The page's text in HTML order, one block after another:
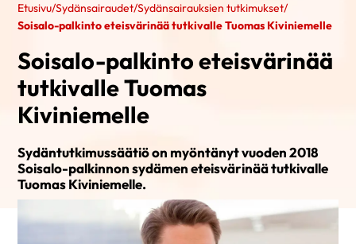
Etusivu/Sydänsairaudet/Sydänsairauksien tutkimukset/
Soisalo-palkinto eteisvärinää tutkivalle Tuomas Kiviniemelle
Soisalo-palkinto eteisvärinää
tutkivalle Tuomas
Kiviniemelle
Sydäntutkimussäätiö on myöntänyt vuoden 2018
Soisalo-palkinnon sydämen eteisvärinää tutkivalle
Tuomas Kiviniemelle.